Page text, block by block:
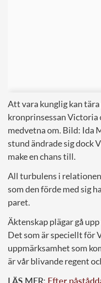
Att vara kunglig kan
kronprinsessan Victoria
medvetna om. Bild: Ida
stund ändrade sig dock
make en chans till.
All turbulens i
som den förde med sig
paret.
Äktenskap plägar gå
Det som är speciellt för
uppmärksamhet som
är vår blivande regent
LÄS MER: Efter